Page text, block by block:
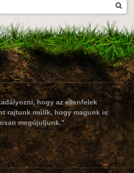
hogy az ellenfelek
rajtunk múlik, hogy magunk is
megújuljunk."